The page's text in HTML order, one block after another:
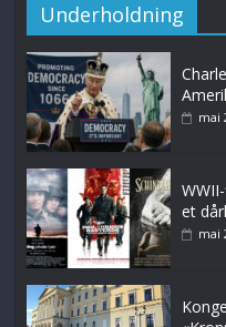
Underholdning
mai
et
mai